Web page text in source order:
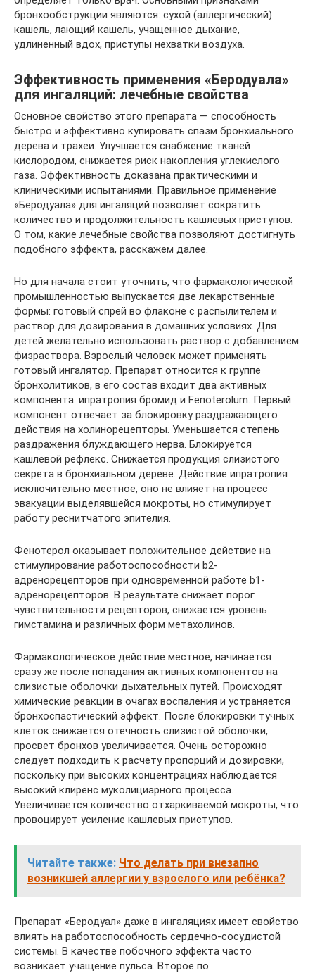
бронхообструкции являются: сухой (аллергический)
кашель, лающий кашель, учащенное дыхание,
удлиненный вдох, приступы нехватки воздуха.
Эффективность применения «Беродуала»
для ингаляций: лечебные свойства
Основное свойство этого препарата — способность
быстро и эффективно купировать спазм бронхиального
дерева и трахеи. Улучшается снабжение тканей
кислородом, снижается риск накопления углекислого
газа. Эффективность доказана практическими и
клиническими испытаниями. Правильное применение
«Беродуала» для ингаляций позволяет сократить
количество и продолжительность кашлевых приступов.
О том, какие лечебные свойства позволяют достигнуть
подобного эффекта, расскажем далее.
Но для начала стоит уточнить, что фармакологической
промышленностью выпускается две лекарственные
формы: готовый спрей во флаконе с распылителем и
раствор для дозирования в домашних условиях. Для
детей желательно использовать раствор с добавлением
физраствора. Взрослый человек может применять
готовый ингалятор. Препарат относится к группе
бронхолитиков, в его состав входит два активных
компонента: ипратропия бромид и Fenoterolum. Первый
компонент отвечает за блокировку раздражающего
действия на холинорецепторы. Уменьшается степень
раздражения блуждающего нерва. Блокируется
кашлевой рефлекс. Снижается продукция слизистого
секрета в бронхиальном дереве. Действие ипратропия
исключительно местное, оно не влияет на процесс
эвакуации выделявшейся мокроты, но стимулирует
работу реснитчатого эпителия.
Фенотерол оказывает положительное действие на
стимулирование работоспособности b2-
адренорецепторов при одновременной работе b1-
адренорецепторов. В результате снижает порог
чувствительности рецепторов, снижается уровень
гимстамина и различных форм метахолинов.
Фармакологическое действие местное, начинается
сразу же после попадания активных компонентов на
слизистые оболочки дыхательных путей. Происходят
химические реакции в очагах воспаления и устраняется
бронхоспастический эффект. После блокировки тучных
клеток снижается отечность слизистой оболочки,
просвет бронхов увеличивается. Очень осторожно
следует подходить к расчету пропорций и дозировки,
поскольку при высоких концентрациях наблюдается
высокий клиренс муколициарного процесса.
Увеличивается количество отхаркиваемой мокроты, что
провоцирует усиление кашлевых приступов.
Читайте также: Что делать при внезапно
возникшей аллергии у взрослого или ребёнка?
Препарат «Беродуал» даже в ингаляциях имеет свойство
влиять на работоспособность сердечно-сосудистой
системы. В качестве побочного эффекта часто
возникает учащение пульса. Второе по